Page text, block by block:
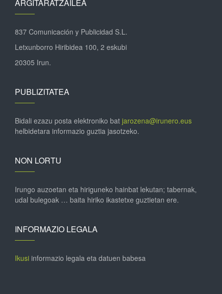
ARGITARATZAILEA
837 Comunicación y Publicidad S.L.
Letxunborro Hiribidea 100, 2 eskubi
20305 Irun.
PUBLIZITATEA
Bidali ezazu posta elektroniko bat jarozena@irunero.eus
helbidetara informazio guztia jasotzeko.
NON LORTU
Irungo auzoetan eta hiriguneko hainbat lekutan; tabernak,
udal bulegoak … baita hiriko ikastetxe guztietan ere.
INFORMAZIO LEGALA
Ikusi informazio legala eta datuen babesa